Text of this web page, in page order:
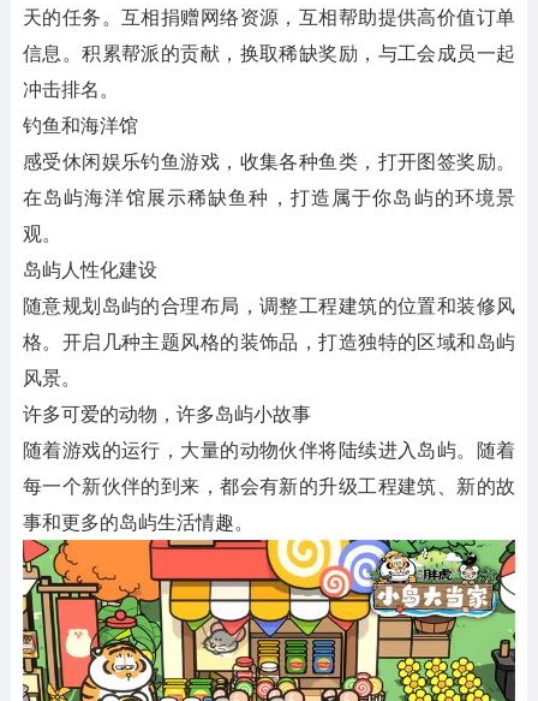
天的任务。互相捐赠网络资源，互相帮助提供高价值订单
信息。积累帮派的贡献，换取稀缺奖励，与工会成员一起
冲击排名。
钓鱼和海洋馆
感受休闲娱乐钓鱼游戏，收集各种鱼类，打开图签奖励。
在岛屿海洋馆展示稀缺鱼种，打造属于你岛屿的环境景
观。
岛屿人性化建设
随意规划岛屿的合理布局，调整工程建筑的位置和装修风
格。开启几种主题风格的装饰品，打造独特的区域和岛屿
风景。
许多可爱的动物，许多岛屿小故事
随着游戏的运行，大量的动物伙伴将陆续进入岛屿。随着
每一个新伙伴的到来，都会有新的升级工程建筑、新的故
事和更多的岛屿生活情趣。